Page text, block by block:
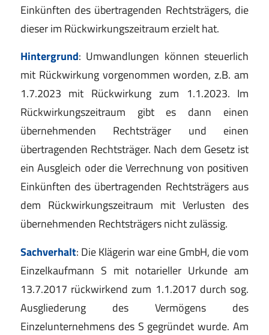
Einkünften des übertragenden Rechtsträgers, die
dieser im Rückwirkungszeitraum erzielt hat.
Hintergrund: Umwandlungen können steuerlich
mit Rückwirkung vorgenommen worden, z.B. am
1.7.2023 mit Rückwirkung zum 1.1.2023. Im
Rückwirkungszeitraum gibt es dann einen
übernehmenden Rechtsträger und einen
übertragenden Rechtsträger. Nach dem Gesetz ist
ein Ausgleich oder die Verrechnung von positiven
Einkünften des übertragenden Rechtsträgers aus
dem Rückwirkungszeitraum mit Verlusten des
übernehmenden Rechtsträgers nicht zulässig.
Sachverhalt: Die Klägerin war eine GmbH, die vom
Einzelkaufmann S mit notarieller Urkunde am
13.7.2017 rückwirkend zum 1.1.2017 durch sog.
Ausgliederung des Vermögens des
Einzelunternehmens des S gegründet wurde. Am